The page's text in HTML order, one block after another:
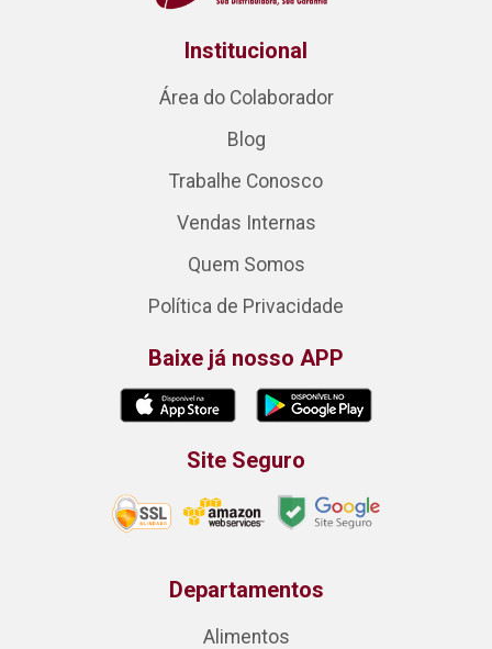
Institucional
Área do Colaborador
Blog
Trabalhe Conosco
Vendas Internas
Quem Somos
Política de Privacidade
Baixe já nosso APP
Site Seguro
Departamentos
Alimentos